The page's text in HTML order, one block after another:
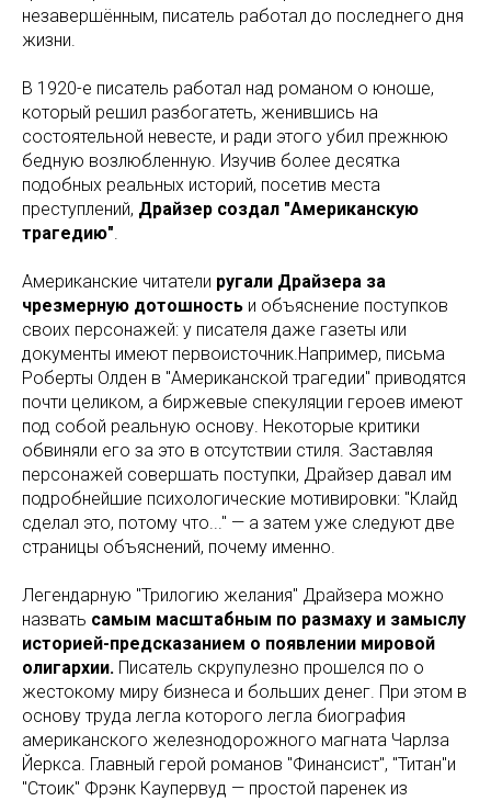
незавершённым, писатель работал до последнего дня
жизни.
В 1920-е писатель работал над романом о юноше,
который решил разбогатеть, женившись на
состоятельной невесте, и ради этого убил прежнюю
бедную возлюбленную. Изучив более десятка
подобных реальных историй, посетив места
преступлений, Драйзер создал "Американскую
трагедию".
Американские читатели ругали Драйзера за
чрезмерную дотошность и объяснение поступков
своих персонажей: у писателя даже газеты или
документы имеют первоисточник.Например, письма
Роберты Олден в "Американской трагедии" приводятся
почти целиком, а биржевые спекуляции героев имеют
под собой реальную основу. Некоторые критики
обвиняли его за это в отсутствии стиля. Заставляя
персонажей совершать поступки, Драйзер давал им
подробнейшие психологические мотивировки: "Клайд
сделал это, потому что..." — а затем уже следуют две
страницы объяснений, почему именно.
Легендарную "Трилогию желания" Драйзера можно
назвать самым масштабным по размаху и замыслу
историей-предсказанием о появлении мировой
олигархии. Писатель скрупулезно прошелся по о
жестокому миру бизнеса и больших денег. При этом в
основу труда легла которого легла биография
американского железнодорожного магната Чарлза
Йеркса. Главный герой романов "Финансист", "Титан"и
"Стоик" Фрэнк Каупервуд — простой паренек из